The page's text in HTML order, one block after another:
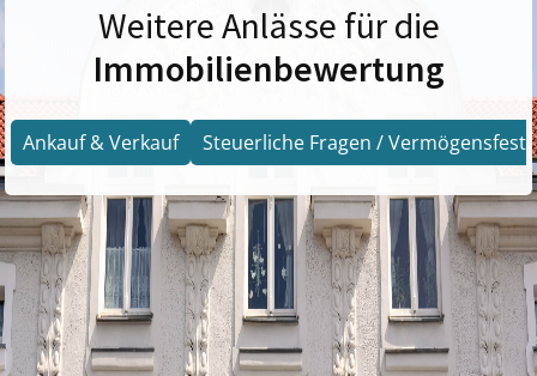
Weitere Anlässe für die
Immobilienbewertung
Ankauf & Verkauf Steuerliche Fragen /